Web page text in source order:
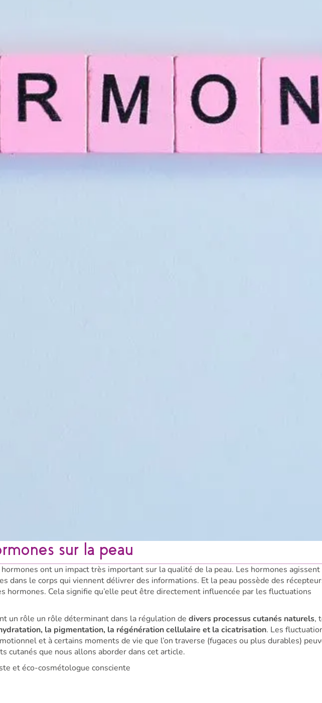
sur la peau
ont un impact très important sur la qualité de la peau. Les hormones agissent
dans le corps qui viennent délivrer des informations. Et la peau possède des
hormones. Cela signifie qu’elle peut être directement influencée par les fluctuations
un rôle un rôle déterminant dans la régulation dedivers processus cutanés naturels,
la pigmentation, la régénération cellulaire et la cicatrisation. Les
et à certains moments de vie que l’on traverse (fugaces ou plus durables)
cutanés que nous allons aborder dans cet article.
et éco-cosmétologue consciente